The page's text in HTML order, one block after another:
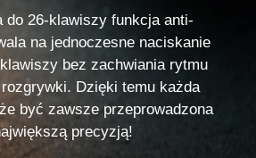
do 26-klawiszy funkcja anti-
na jednoczesne naciskanie
bez zachwiania rytmu
Dzięki temu każda
być zawsze przeprowadzona
precyzją!